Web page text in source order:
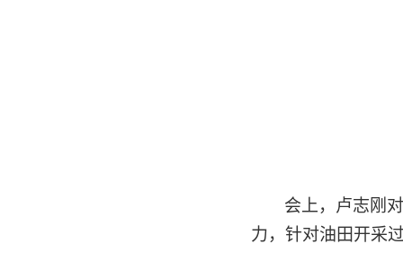
会上，卢志刚
力，针对油田开采